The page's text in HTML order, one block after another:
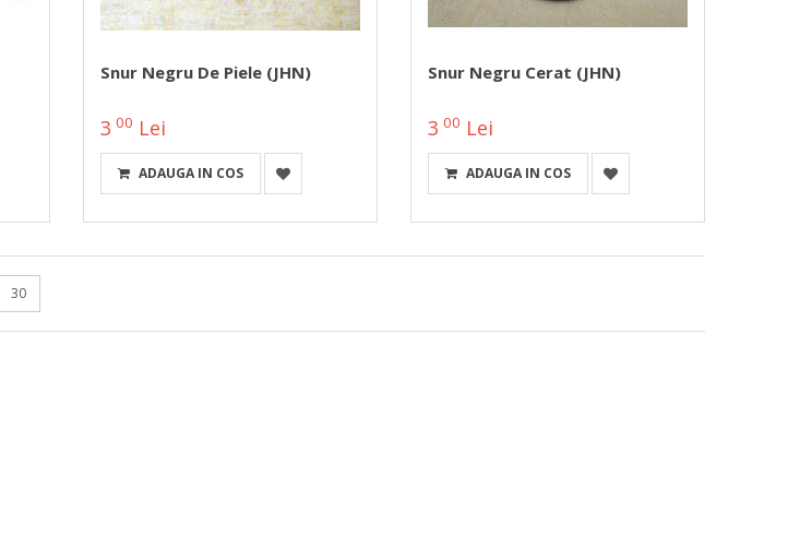
Snur Negru De Piele (JHN)
3 00 Lei
ADAUGA IN COS
Snur Negru Cerat (JHN)
3 00 Lei
ADAUGA IN COS